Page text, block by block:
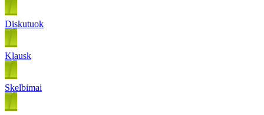
Diskutuok
Klausk
Skelbimai